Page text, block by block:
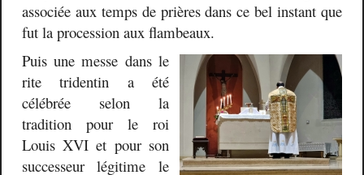
associée aux temps de prières dans ce bel instant que
fut la procession aux flambeaux.
Puis une messe dans le
rite tridentin a été
célébrée selon la
tradition pour le roi
Louis XVI et pour son
successeur légitime le